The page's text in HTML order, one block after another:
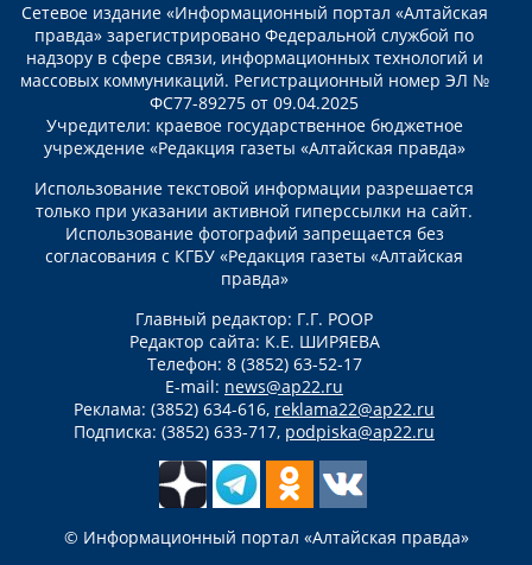
Сетевое издание «Информационный портал «Алтайская
правда» зарегистрировано Федеральной службой по
надзору в сфере связи, информационных технологий и
массовых коммуникаций. Регистрационный номер ЭЛ №
ФС77-89275 от 09.04.2025
Учредители: краевое государственное бюджетное
учреждение «Редакция газеты «Алтайская правда»
Использование текстовой информации разрешается
только при указании активной гиперссылки на сайт.
Использование фотографий запрещается без
согласования с КГБУ «Редакция газеты «Алтайская
правда»
Главный редактор: Г.Г. РООР
Редактор сайта: К.Е. ШИРЯЕВА
Телефон: 8 (3852) 63-52-17
E-mail: news@ap22.ru
Реклама: (3852) 634-616, reklama22@ap22.ru
Подписка: (3852) 633-717, podpiska@ap22.ru
© Информационный портал «Алтайская правда»